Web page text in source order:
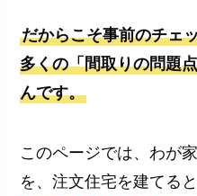
だからこそ事前のチェ
多くの「間取りの問題
んです。
このページでは、わが
を、注文住宅を建てる